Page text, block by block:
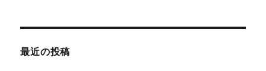
最近の投稿